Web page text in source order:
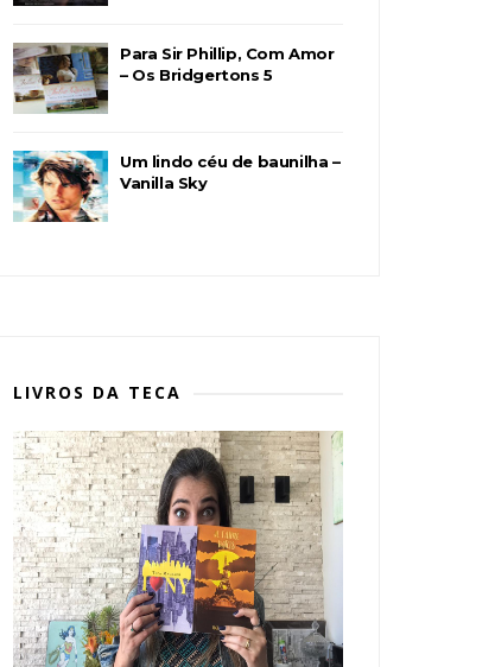
Para Sir Phillip, Com Amor
– Os Bridgertons 5
Um lindo céu de baunilha –
Vanilla Sky
LIVROS DA TECA